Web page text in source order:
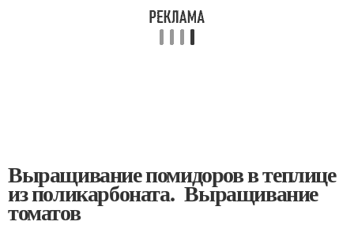
Выращивание помидоров в теплице
из поликарбоната. Выращивание
томатов